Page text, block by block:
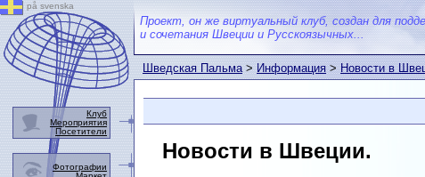
Проект, он же виртуальный клуб, создан для
и сочетания Швеции и Русскоязычных...
Шведская Пальма>Информация>Новости в
Новости в Швеции.
på svenska
Клуб
Мероприятия
Посетители
Фотографии